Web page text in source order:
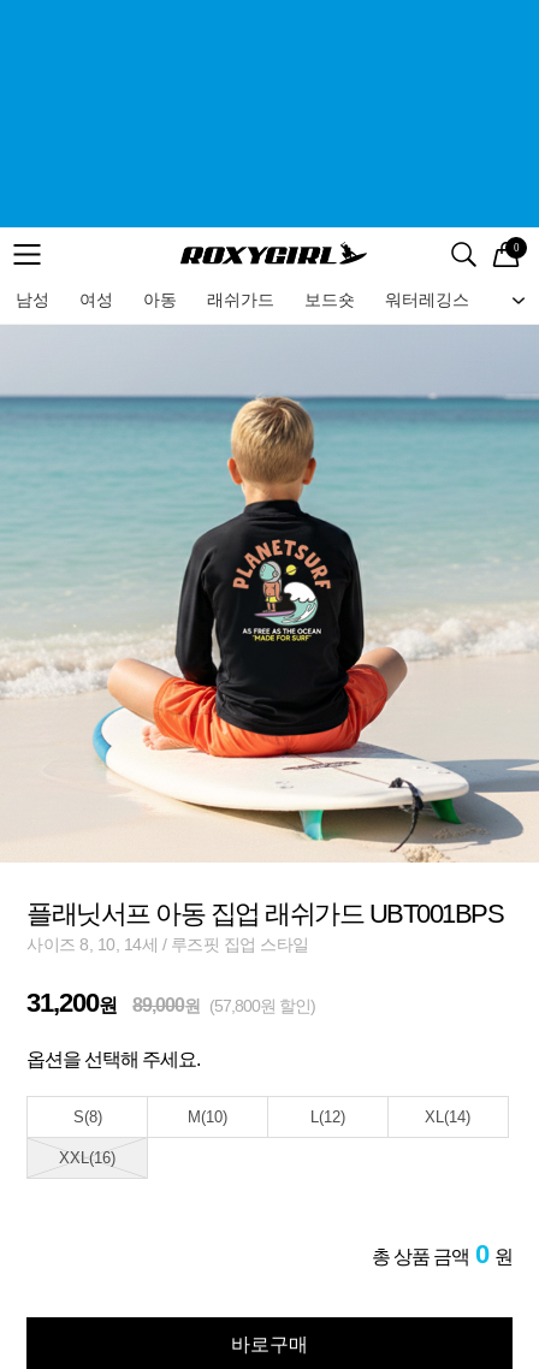
메뉴 검색
로고 0
남성 여성 아동 래쉬가드 보드숏 워터레깅스 비
메뉴
플래닛서프 아동 집업 래쉬가드 UBT001BPS
사이즈 8, 10, 14세 / 루즈핏 집업 스타일
31,200원 89,000원 (57,800원 할인)
옵션을 선택해 주세요.
S(8) M(10) L(12) XL(14)
XXL(16)
총 상품 금액 0 원
바로구매